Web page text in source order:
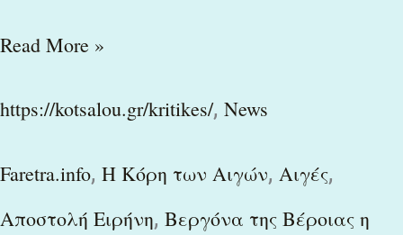
Read More »
https://kotsalou.gr/kritikes/, News
Faretra.info, H Κόρη των Αιγών, Αιγές,
Αποστολή Ειρήνη, Βεργόνα της Βέροιας η